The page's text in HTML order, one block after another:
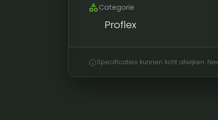
categoryCategorie
Proflex
infoSpecificaties kunnen licht afwijken.